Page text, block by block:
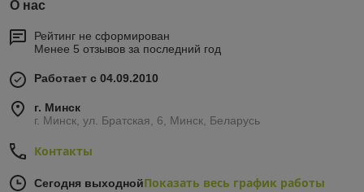
О нас
Рейтинг не сформирован
Менее 5 отзывов за последний год
Работает с 04.09.2010
г. Минск
г. Минск, ул. Братская, 6, Минск, Беларусь
Контакты
Сегодня выходнойПоказать весь график работы